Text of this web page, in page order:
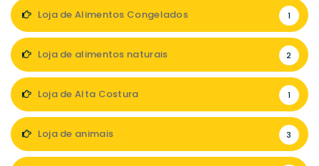
Loja de Alimentos Congelados 1
Loja de alimentos naturais 2
Loja de Alta Costura 1
Loja de animais 3